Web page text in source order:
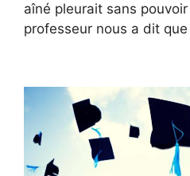
aîné pleurait sans
professeur nous a dit